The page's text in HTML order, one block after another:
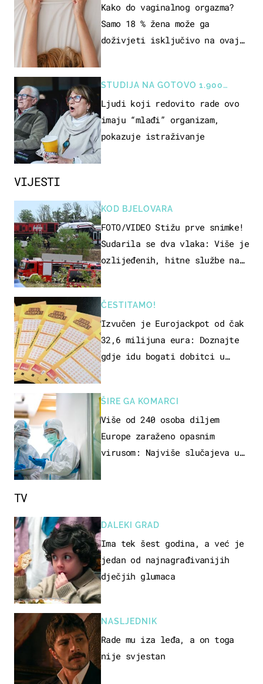
VIJESTI
KOD BJELOVARA
FOTO/VIDEO Stižu prve snimke!
Sudarila se dva vlaka: Više je
ozlijeđenih, hitne službe na
ČESTITAMO!
Izvučen je Eurojackpot od čak
32,6 milijuna eura: Doznajte
gdje idu bogati dobitci u
ŠIRE GA KOMARCI
Više od 240 osoba diljem
Europe zaraženo opasnim
virusom: Najviše slučajeva u
SEKSUALNOG ISKUSTVA
Kako do vaginalnog orgazma?
Samo 18 % žena može ga
doživjeti isključivo na ovaj
STUDIJA NA GOTOVO 1.900
OSOBA
Ljudi koji redovito rade ovo
imaju “mlađi” organizam,
pokazuje istraživanje
TV
DALEKI GRAD
Ima tek šest godina, a već je
jedan od najnagrađivanijih
dječjih glumaca
NASLJEDNIK
Rade mu iza leđa, a on toga
nije svjestan